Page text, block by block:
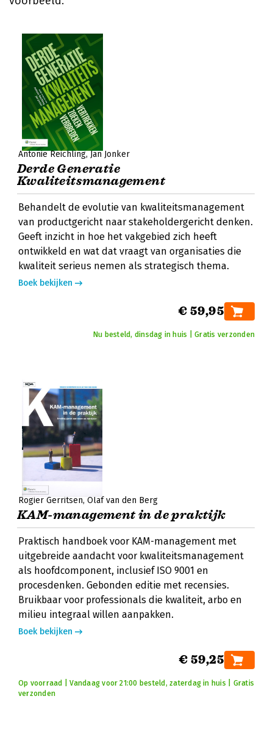
Antonie Reichling Jan Jonker
Derde Generatie
Kwaliteitsmanagement
Behandelt de evolutie van kwaliteitsmanagement
van productgericht naar stakeholdergericht denken.
Geeft inzicht in hoe het vakgebied zich heeft
ontwikkeld en wat dat vraagt van organisaties die
kwaliteit serieus nemen als strategisch thema.
Boek bekijken
€ 59,95
Nu besteld, dinsdag in huis | Gratis verzonden
Rogier Gerritsen Olaf van den Berg
KAM-management in de praktijk
Praktisch handboek voor KAM-management met
uitgebreide aandacht voor kwaliteitsmanagement
als hoofdcomponent, inclusief ISO 9001 en
procesdenken. Gebonden editie met recensies.
Bruikbaar voor professionals die kwaliteit, arbo en
milieu integraal willen aanpakken.
Boek bekijken
€ 59,25
Op voorraad | Vandaag voor 21:00 besteld, zaterdag in huis | Gratis
verzonden